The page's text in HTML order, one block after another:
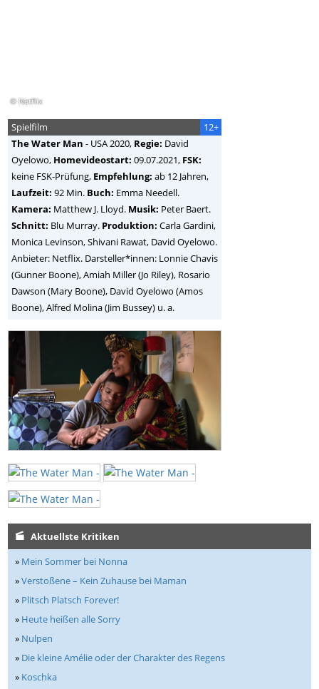
© Netflix
12+
Spielfilm
The Water Man - USA2020, Regie: David
Oyelowo, Homevideostart: 09.07.2021, FSK:
keine FSK-Prüfung, Empfehlung: ab 12 Jahren,
Laufzeit: 92 Min. Buch: Emma Needell.
Kamera: Matthew J. Lloyd. Musik: Peter Baert.
Schnitt: Blu Murray. Produktion: Carla Gardini,
Monica Levinson, Shivani Rawat, David Oyelowo.
Anbieter: Netflix. Darsteller*innen: Lonnie Chavis
(Gunner Boone), Amiah Miller (Jo Riley), Rosario
Dawson (Mary Boone), David Oyelowo (Amos
Boone), Alfred Molina (Jim Bussey) u. a.
Aktuellste Kritiken
» Mein Sommer bei Nonna
»Verstoßene – Kein Zuhause bei Maman
» Plitsch Platsch Forever!
» Heute heißen alle Sorry
» Nulpen
» Die kleine Amélie oder der Charakter des Regens
» Koschka